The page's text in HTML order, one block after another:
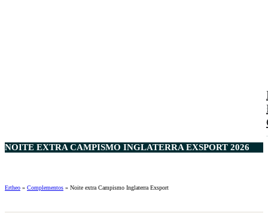
NOITE EXTRA CAMPISMO INGLATERRA EXSPORT 2026
Ertheo » Complementos » Noite extra Campismo Inglaterra Exsport